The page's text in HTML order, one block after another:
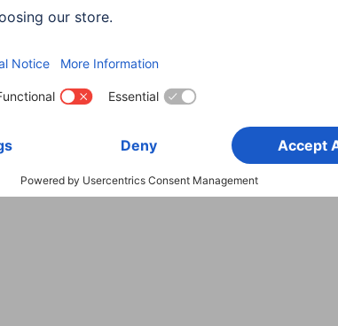
Wybierz kraj
Warunki gwarancji Deklaracje zgodności